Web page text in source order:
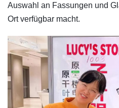
Auswahl an Fassungen und
Ort verfügbar macht.